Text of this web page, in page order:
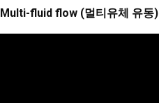
Multi-fluid flow (멀티유체 유동)